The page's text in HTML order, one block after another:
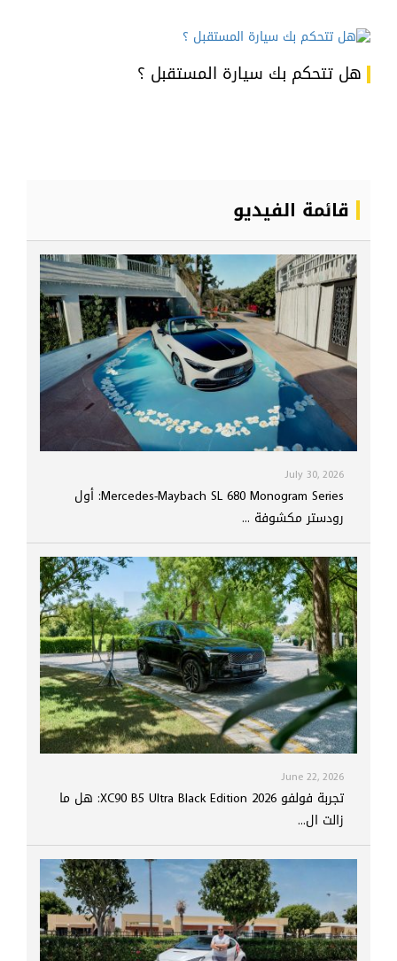
هل تتحكم بك سيارة المستقبل ؟
قائمة الفيديو
July 30, 2026
Mercedes-Maybach SL 680 Monogram Series: أول
رودستر مكشوفة ...
June 22, 2026
تجربة فولفو XC90 B5 Ultra Black Edition 2026: هل ما
زالت ال...